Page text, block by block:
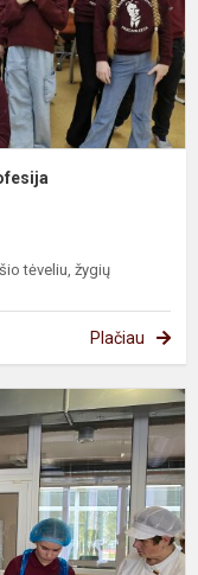
tėveliu, žygių
Plačiau